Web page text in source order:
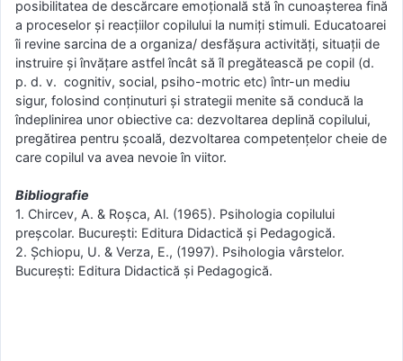
posibilitatea de descărcare emoţională stă în cunoaşterea fină
a proceselor şi reacţiilor copilului la numiţi stimuli. Educatoarei
îi revine sarcina de a organiza/ desfăşura activităţi, situaţii de
instruire şi învăţare astfel încât să îl pregătească pe copil (d.
p. d. v. cognitiv, social, psiho-motric etc) într-un mediu
sigur, folosind conținuturi şi strategii menite să conducă la
îndeplinirea unor obiective ca: dezvoltarea deplină copilului,
pregătirea pentru şcoală, dezvoltarea competenţelor cheie de
care copilul va avea nevoie în viitor.
Bibliografie
1. Chircev, A. & Roşca, Al. (1965). Psihologia copilului
preşcolar. București: Editura Didactică şi Pedagogică.
2. Şchiopu, U. & Verza, E., (1997). Psihologia vârstelor.
București: Editura Didactică şi Pedagogică.